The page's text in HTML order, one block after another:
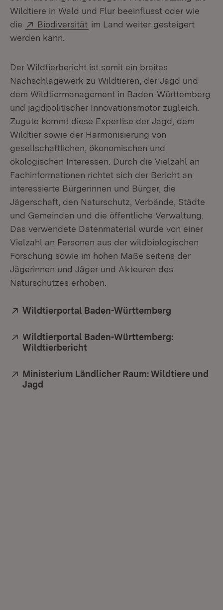
Wildtiere in Wald und Flur beeinflusst oder wie
die
Extern:
Biodiversität (Öffnet in neuem Fenster)
im Land weiter gesteigert
werden kann.
Der Wildtierbericht ist somit ein breites
Nachschlagewerk zu Wildtieren, der Jagd und
dem Wildtiermanagement in Baden-Württemberg
und jagdpolitischer Innovationsmotor zugleich.
Zugute kommt diese Expertise der Jagd, dem
Wildtier sowie der Harmonisierung von
gesellschaftlichen, ökonomischen und
ökologischen Interessen. Durch die Vielzahl an
Fachinformationen richtet sich der Bericht an
interessierte Bürgerinnen und Bürger, die
Jägerschaft, den Naturschutz, Verbände, Städte
und Gemeinden und die öffentliche Verwaltung.
Das verwendete Datenmaterial wurde von einer
Vielzahl an Personen aus der wildbiologischen
Forschung sowie im hohen Maße seitens der
Jägerinnen und Jäger und Akteuren des
Naturschutzes erhoben.
Extern:
Wildtierportal Baden-Württemberg
Extern:
Wildtierportal Baden-Württemberg:
Wildtierbericht
Extern:
Ministerium Ländlicher Raum: Wildtiere und
Jagd